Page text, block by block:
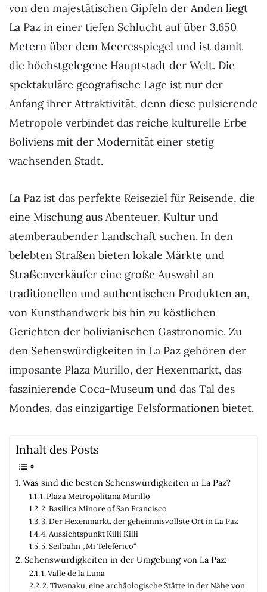
von den majestätischen Gipfeln der Anden liegt
La Paz in einer tiefen Schlucht auf über 3.650
Metern über dem Meeresspiegel und ist damit
die höchstgelegene Hauptstadt der Welt. Die
spektakuläre geografische Lage ist nur der
Anfang ihrer Attraktivität, denn diese pulsierende
Metropole verbindet das reiche kulturelle Erbe
Boliviens mit der Modernität einer stetig
wachsenden Stadt.
La Paz ist das perfekte Reiseziel für Reisende, die
eine Mischung aus Abenteuer, Kultur und
atemberaubender Landschaft suchen. In den
belebten Straßen bieten lokale Märkte und
Straßenverkäufer eine große Auswahl an
traditionellen und authentischen Produkten an,
von Kunsthandwerk bis hin zu köstlichen
Gerichten der bolivianischen Gastronomie. Zu
den Sehenswürdigkeiten in La Paz gehören der
imposante Plaza Murillo, der Hexenmarkt, das
faszinierende Coca-Museum und das Tal des
Mondes, das einzigartige Felsformationen bietet.
Inhalt des Posts
Was sind die besten Sehenswürdigkeiten in La Paz?
1. Plaza Metropolitana Murillo
2. Basilica Minore of San Francisco
3. Der Hexenmarkt, der geheimnisvollste Ort in La Paz
4. Aussichtspunkt Killi Killi
5. Seilbahn „Mi Teleférico“
Sehenswürdigkeiten in der Umgebung von La Paz:
1. Valle de la Luna
2. Tiwanaku, eine archäologische Stätte in der Nähe von